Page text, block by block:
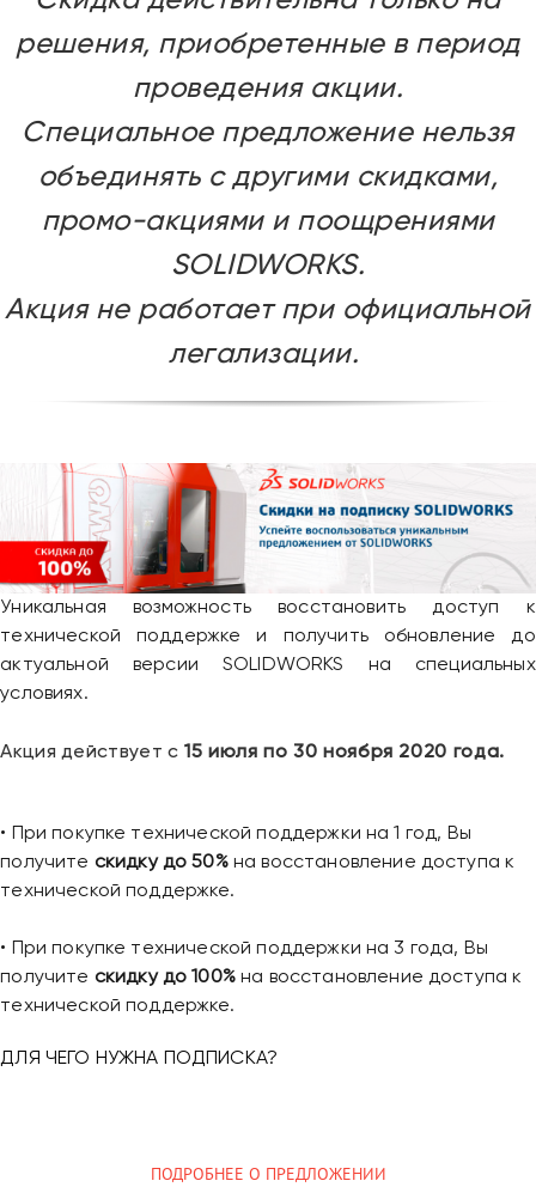
решения, приобретенные в период
проведения акции.
Специальное предложение нельзя
объединять с другими скидками,
промо-акциями и поощрениями
SOLIDWORKS.
Акция не работает при официальной
легализации.
Уникальная возможность восстановить доступ к
технической поддержке и получить обновление до
актуальной версии SOLIDWORKS на специальных
условиях.
Акция действует с15 июля по 30 ноября 2020 года.
• При покупке технической поддержки на 1 год, Вы
получите скидку до 50%на восстановление доступа к
технической поддержке.
• При покупке технической поддержки на 3 года, Вы
получите скидку до 100%на восстановление доступа к
технической поддержке.
ДЛЯ ЧЕГО НУЖНА ПОДПИСКА?
ПОДРОБНЕЕ О ПРЕДЛОЖЕНИИ
Привіт 👋, чим тобі допомогти?
Надіслати повідомлення